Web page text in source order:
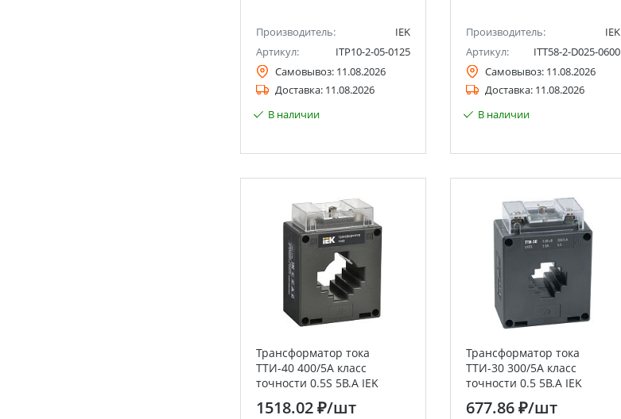
Производитель:
IEK
Артикул:
ITP10-2-05-0125
Самовывоз: 11.08.2026
Доставка: 11.08.2026
В наличии
Производитель:
IEK
Артикул:
ITT58-2-D025-0600
Самовывоз: 11.08.2026
Доставка: 11.08.2026
В наличии
Трансформатор тока
ТТИ-40 400/5А класс
точности 0.5S 5В.А IEK
1518.02 ₽/шт
Трансформатор тока
ТТИ-30 300/5А класс
точности 0.5 5В.А IEK
677.86 ₽/шт